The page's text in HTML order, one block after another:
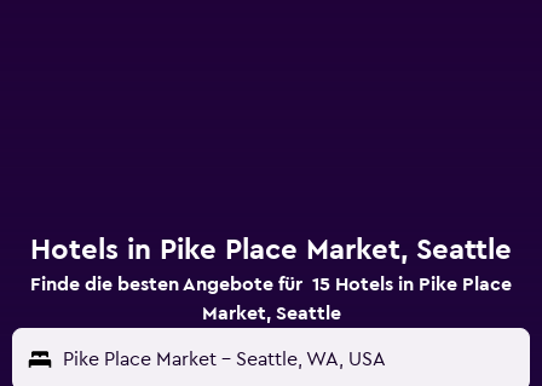
Hotels in Pike Place Market, Seattle
Finde die besten Angebote für 15 Hotels in Pike Place
Market, Seattle
Pike Place Market - Seattle, WA, USA